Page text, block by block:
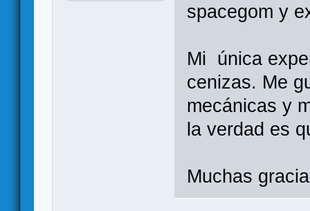
spacegom y
Mi única
cenizas. Me
mecánicas y
la verdad es
Muchas